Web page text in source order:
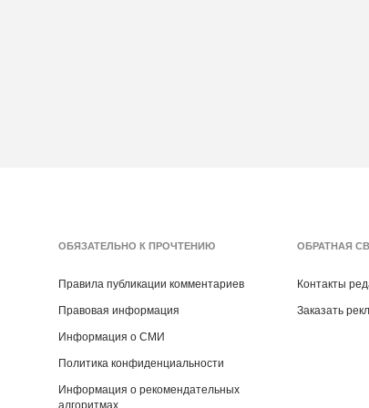
ОБЯЗАТЕЛЬНО К ПРОЧТЕНИЮ
Правила публикации комментариев
Правовая информация
Информация о СМИ
Политика конфиденциальности
Информация о рекомендательных
алгоритмах
ОБРАТНАЯ
Контакты
Заказать